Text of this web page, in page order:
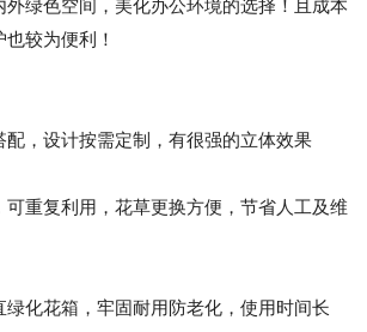
绿色空间，美化办公环境的选择！且成本
较为便利！
配，设计按需定制，有很强的立体效果
重复利用，花草更换方便，节省人工及维
化花箱，牢固耐用防老化，使用时间长